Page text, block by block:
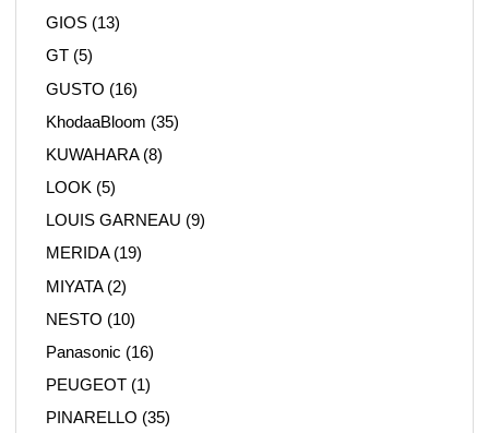
GIOS (13)
GT (5)
GUSTO (16)
KhodaaBloom (35)
KUWAHARA(8)
LOOK (5)
LOUIS GARNEAU (9)
MERIDA(19)
MIYATA(2)
NESTO (10)
Panasonic (16)
PEUGEOT (1)
PINARELLO (35)